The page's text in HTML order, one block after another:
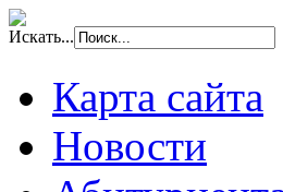
Искать...
Карта сайта
Новости